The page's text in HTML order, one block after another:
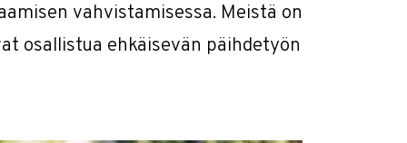
vahvistamisessa. Meistä on
osallistua ehkäisevän päihdetyön